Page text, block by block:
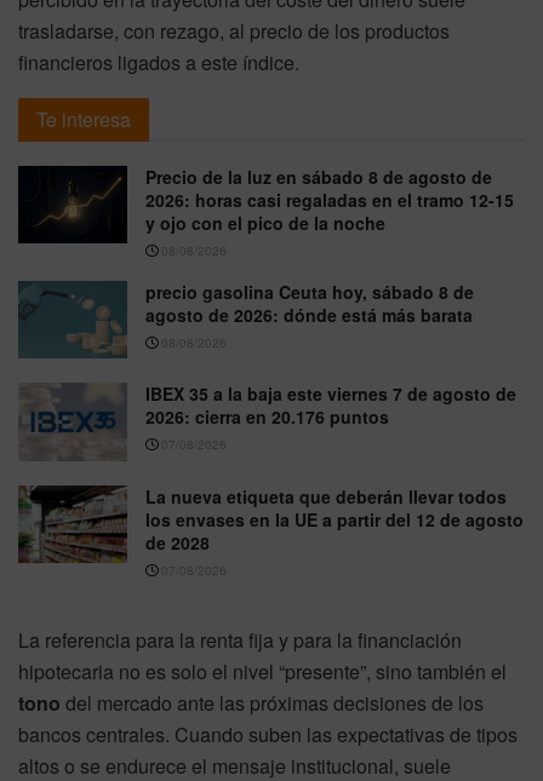
trasladarse, con rezago, al precio de los productos
financieros ligados a este índice.
Te interesa
Precio de la luz en sábado 8 de agosto de
2026: horas casi regaladas en el tramo 12-15
y ojo con el pico de la noche
08/08/2026
precio gasolina Ceuta hoy, sábado 8 de
agosto de 2026: dónde está más barata
08/08/2026
IBEX 35 a la baja este viernes 7 de agosto de
2026: cierra en 20.176 puntos
07/08/2026
La nueva etiqueta que deberán llevar todos
los envases en la UE a partir del 12 de agosto
de 2028
07/08/2026
La referencia para la renta fija y para la financiación
hipotecaria no es solo el nivel “presente”, sino también el
tono del mercado ante las próximas decisiones de los
bancos centrales. Cuando suben las expectativas de tipos
altos o se endurece el mensaje institucional, suele